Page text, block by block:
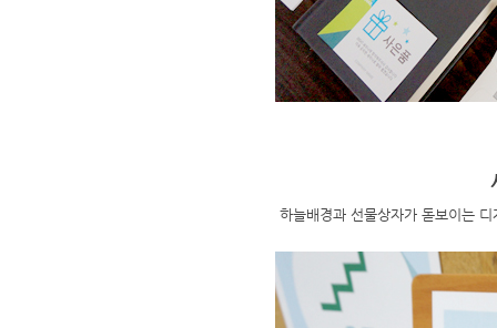
하늘배경과 선물상자가 돋보이는